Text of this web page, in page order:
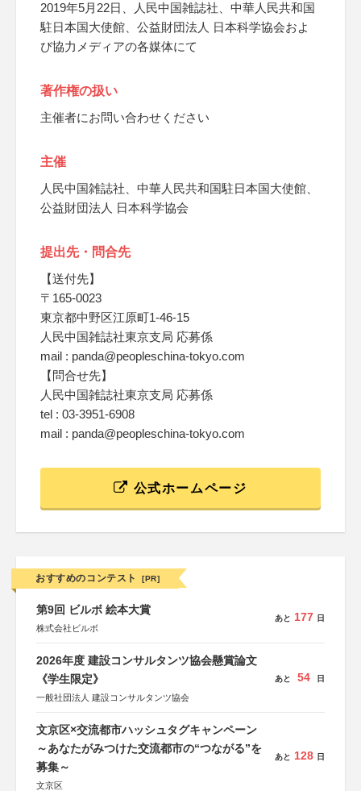
2019年5月22日、人民中国雑誌社、中華人民共和国
駐日本国大使館、公益財団法人 日本科学協会およ
び協力メディアの各媒体にて
著作権の扱い
主催者にお問い合わせください
主催
人民中国雑誌社、中華人民共和国駐日本国大使館、
公益財団法人 日本科学協会
提出先・問合先
【送付先】
〒165-0023
東京都中野区江原町1-46-15
人民中国雑誌社東京支局 応募係
mail : panda@peopleschina-tokyo.com
【問合せ先】
人民中国雑誌社東京支局 応募係
tel : 03-3951-6908
mail : panda@peopleschina-tokyo.com
公式ホームページ
おすすめのコンテスト [PR]
第9回 ビルボ 絵本大賞
株式会社ビルボ
あと 177 日
2026年度 建設コンサルタンツ協会懸賞論文
《学生限定》
一般社団法人 建設コンサルタンツ協会
あと 54 日
文京区×交流都市ハッシュタグキャンペーン
～あなたがみつけた交流都市の“つながる”を
募集～
文京区
あと 128 日